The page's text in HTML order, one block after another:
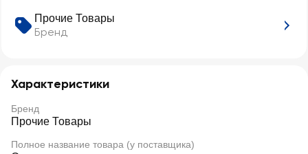
Прочие Товары
Бренд
Характеристики
Бренд
Прочие Товары
Полное название товара (у поставщика)